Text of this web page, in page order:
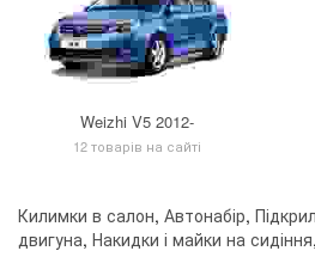
Weizhi V5 2012-
12 товарів на сайті
Килимки в салон, Автонабір,
двигуна, Накидки і майки на сидіння,